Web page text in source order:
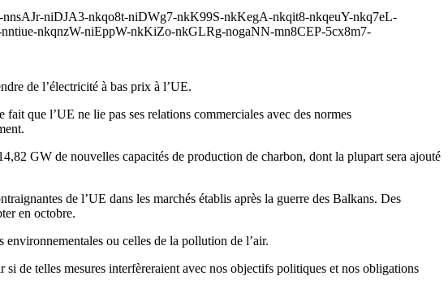
niDJA3-nkqo8t-niDWg7-nkK99S-nkKegA-nkqit8-nkqeuY-nkq7eL-
nkqnzW-niEppW-nkKiZo-nkGLRg-nogaNN-mn8CEP-5cx8m7-
de l’électricité à bas prix à l’UE.
que l’UE ne lie pas ses relations commerciales avec des normes
GW de nouvelles capacités de production de charbon, dont la plupart sera ajouté
de l’UE dans les marchés établis après la guerre des Balkans. Des
en octobre.
ou celles de la pollution de l’air.
de telles mesures interfèreraient avec nos objectifs politiques et nos obligations